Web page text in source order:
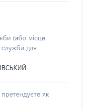
(або місце
для
як